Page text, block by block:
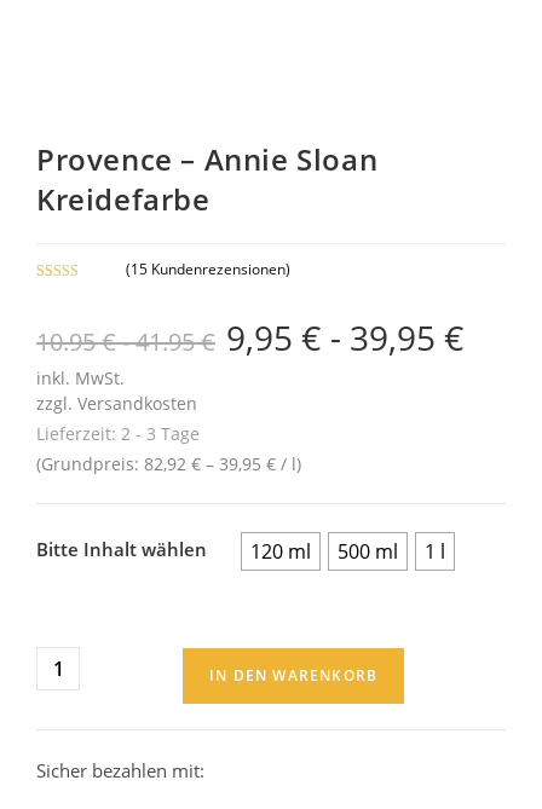
Provence – Annie Sloan
Kreidefarbe
basierend auf
rtungen
(15Kundenrezensionen)
10.95 € - 41.95 € 9,95 € - 39,95 €
inkl. MwSt.
zzgl. Versandkosten
Lieferzeit: 2 - 3 Tage
(Grundpreis: 82,92 € – 39,95 € / l)
Bitte Inhalt wählen 120 ml 500 ml 1 l
IN DEN WARENKORB
Sicher bezahlen mit: